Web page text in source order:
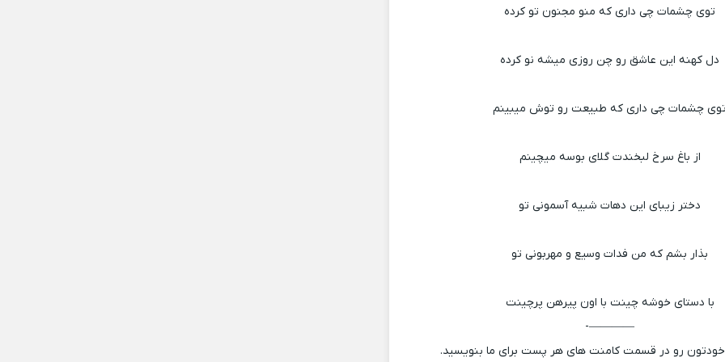
توی چشمات چی داری که منو مجنون تو کرده
دل کهنه‌ این عاشق رو چن‌ روزی میشه نو کرده
توی چشمات چی داری که طبیعت رو توش میبینم
از باغ سرخ لبخندت گلای بوسه میچینم
دختر زیبای این دهات شبیه آسمونی تو
بذار بشم که من فدات وسیع و مهربونی تو
با دستای خوشه چینت با اون پیرهن پرچینت
————-
خودتون رو در قسمت کامنت های هر پست برای ما بنویسید.